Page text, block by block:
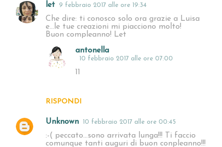
let 9 febbraio 2017 alle ore 19:34
Che dire: ti conosco solo ora grazie a Luisa
e...le tue creazioni mi piacciono molto!
Buon compleanno! Let
RISPONDI
antonella
10 febbraio 2017 alle ore 07:00
11
Unknown 10 febbraio 2017 alle ore 00:45
:-( peccato...sono arrivata lunga!!! Ti faccio
comunque tanti auguri di buon conpleanno!!!